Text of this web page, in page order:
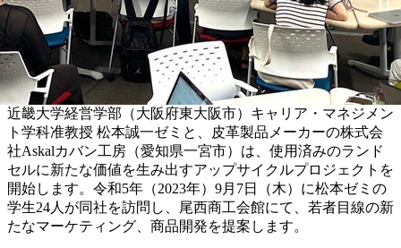
近畿大学経営学部（大阪府東大阪市）キャリア・マネジメン
ト学科准教授 松本誠一ゼミと、皮革製品メーカーの株式会
社Askalカバン工房（愛知県一宮市）は、使用済みのランド
セルに新たな価値を生み出すアップサイクルプロジェクトを
開始します。令和5年（2023年）9月7日（木）に松本ゼミの
学生24人が同社を訪問し、尾西商工会館にて、若者目線の新
たなマーケティング、商品開発を提案します。